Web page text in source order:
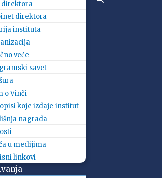
direktora
direktora
instituta
veće
savet
o Vinči
koje izdaje institut
nagrada
u medijima
linkovi